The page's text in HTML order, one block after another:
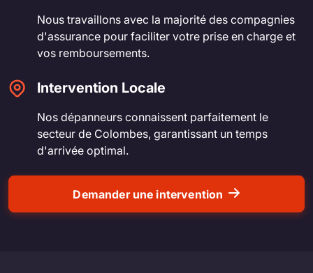
Nous travaillons avec la majorité des compagnies
d'assurance pour faciliter votre prise en charge et
vos remboursements.
Intervention Locale
Nos dépanneurs connaissent parfaitement le
secteur de Colombes, garantissant un temps
d'arrivée optimal.
Demander une intervention